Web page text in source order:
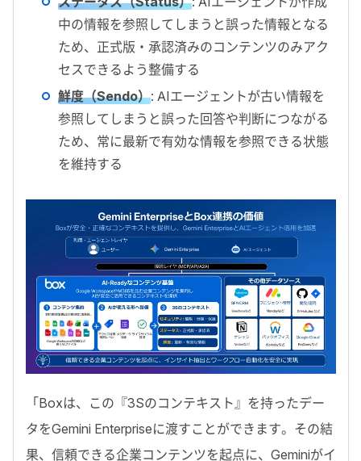
中の情報を参照してしまうと誤った情報となる
ため、正式版・承認済みのコンテンツのみアク
セスできるよう整備する
鮮度（Sendo）: AIエージェントが古い情報を
参照してしまうと誤った回答や判断につながる
ため、常に最新で有効な情報を参照できる状態
を維持する
「Boxは、この『3Sのコンテキスト』を持ったデー
タをGemini Enterpriseに渡すことができます。その結
果、信頼できる企業コンテンツを起点に、Geminiがイ